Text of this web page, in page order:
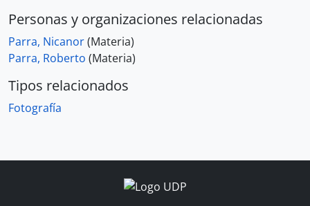
Personas y organizaciones relacionadas
Parra, Nicanor(Materia)
Parra, Roberto (Materia)
Tipos relacionados
Fotografía